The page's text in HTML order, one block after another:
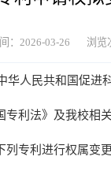
：2026-03-26 浏览
人民共和国促进科
专利法》及我校相
列专利进行权属变